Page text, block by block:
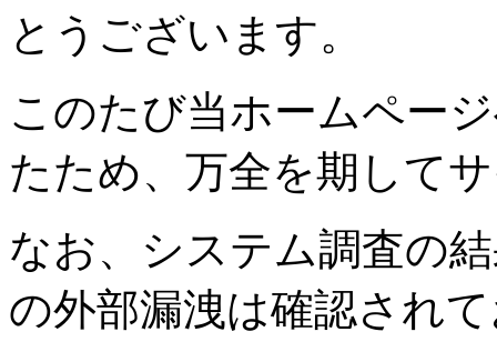
とうございます。
このたび当ホームペー
たため、万全を期して
なお、システム調査の
の外部漏洩は確認され